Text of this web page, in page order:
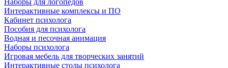
Наборы для логопедов
Интерактивные комплексы и ПО
Кабинет психолога
Пособия для психолога
Водная и песочная анимация
Наборы психолога
Игровая мебель для творческих занятий
Интерактивные столы психолога